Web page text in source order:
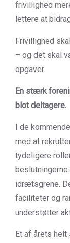
frivillighed
lettere at
Frivillighed
– og det skal
opgaver.
En stærk
blot deltagere.
I de
med at
tydeligere
idrætsgrene.
faciliteter og
understøtter
Et af årets helt